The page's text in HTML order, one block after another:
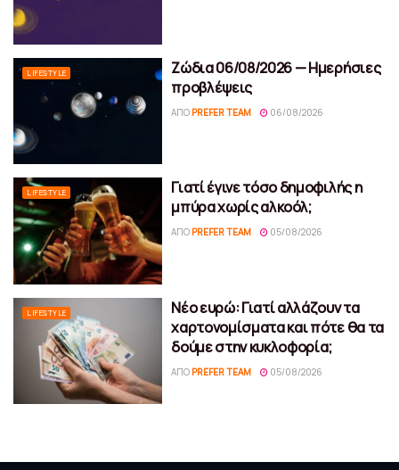
LIFESTYLE
Ζώδια 06/08/2026 — Ημερήσιες
προβλέψεις
ΑΠΌ PREFER TEAM 06/08/2026
LIFESTYLE
Γιατί έγινε τόσο δημοφιλής η
μπύρα χωρίς αλκοόλ;
ΑΠΌ PREFER TEAM 05/08/2026
LIFESTYLE
Νέο ευρώ: Γιατί αλλάζουν τα
χαρτονομίσματα και πότε θα τα
δούμε στην κυκλοφορία;
ΑΠΌ PREFER TEAM 05/08/2026